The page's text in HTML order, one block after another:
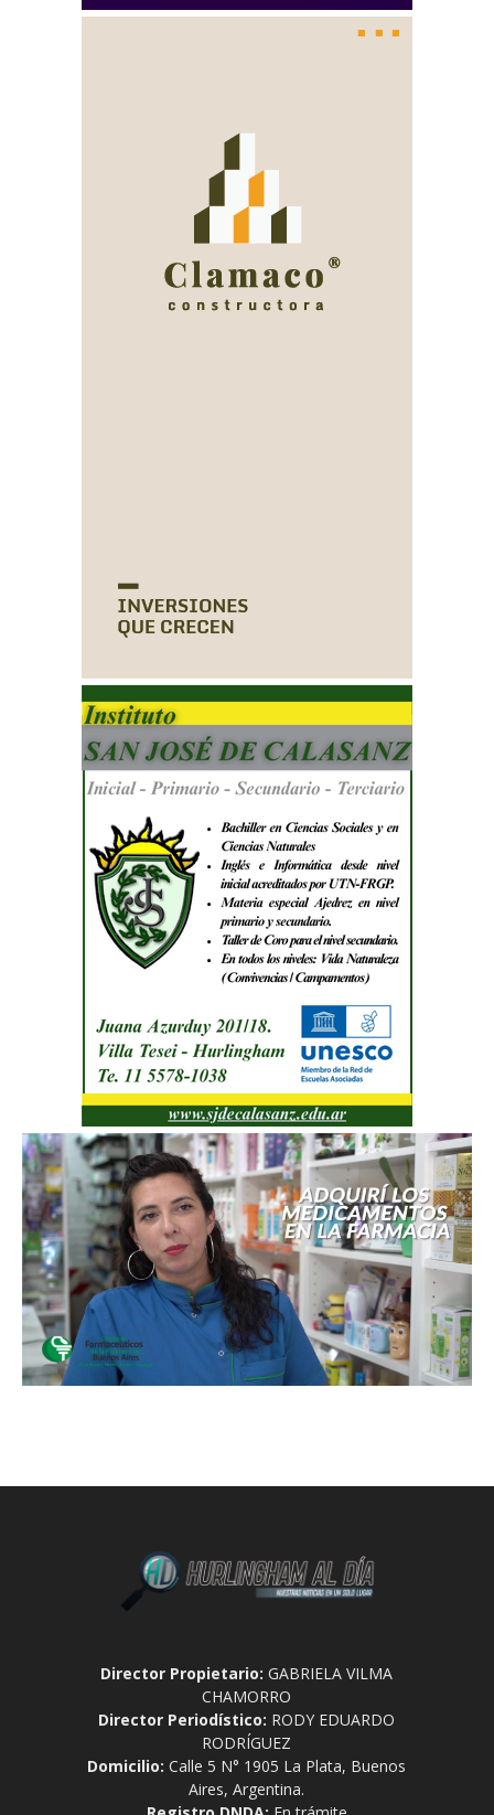
Director Propietario: GABRIELA VILMA
CHAMORRO
Director Periodístico: RODY EDUARDO
RODRÍGUEZ
Domicilio: Calle 5 N° 1905 La Plata, Buenos
Aires, Argentina.